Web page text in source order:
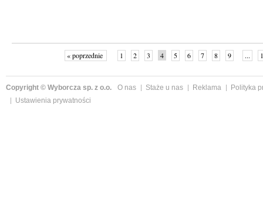
« poprzednie 1 2 3 4 5 6 7 8 9 ...
Copyright © Wyborcza sp. z o.o. O nas Staże u nas Reklama
Polityka
Ustawienia prywatności